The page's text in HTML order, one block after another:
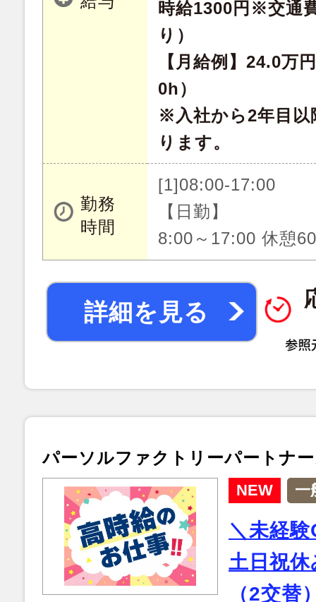
時給1300円※交通
り）
【月給例】24.0万
0h）
※入社から2年目以
ります。
勤務
時間
[1]08:00-17:00
【日勤】
8:00～17:00 休憩
詳細を見る
パーソルファクトリーパートナ
NEW 一
＼未経
土日祝
（2交替